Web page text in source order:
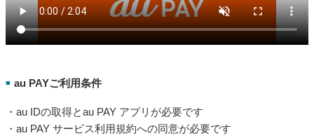
■ au PAYご利用条件
・au IDの取得とau PAY アプリが必要です
・au PAY サービス利用規約への同意が必要です